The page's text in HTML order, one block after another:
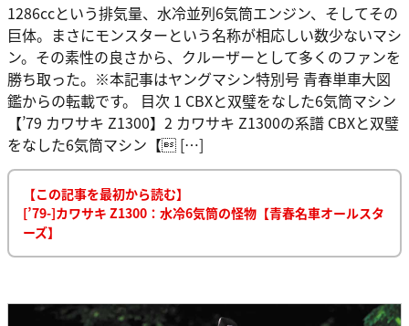
1286ccという排気量、水冷並列6気筒エンジン、そしてその
巨体。まさにモンスターという名称が相応しい数少ないマシ
ン。その素性の良さから、クルーザーとして多くのファンを
勝ち取った。※本記事はヤングマシン特別号 青春単車大図
鑑からの転載です。 目次 1 CBXと双璧をなした6気筒マシン
【’79 カワサキ Z1300】2 カワサキ Z1300の系譜 CBXと双璧
をなした6気筒マシン【 […]
【この記事を最初から読む】
[’79-]カワサキ Z1300：水冷6気筒の怪物【青春名車オールスタ
ーズ】